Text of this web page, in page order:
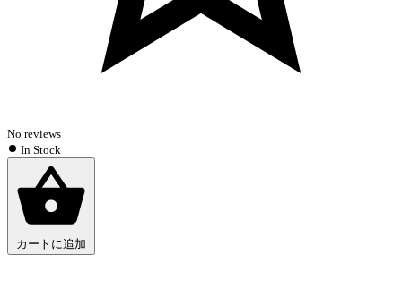
No reviews
In Stock
カートに追加